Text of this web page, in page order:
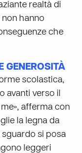
realtà di
hanno
che
GENEROSITÀ
scolastica,
avanti verso il
afferma con
la legna da
sguardo si posa
leggeri